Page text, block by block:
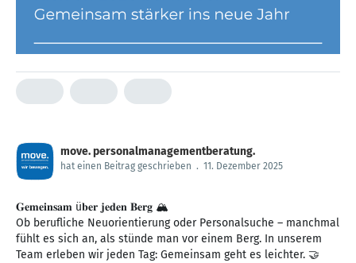
move. personalmanagementberatung.
hat einen Beitrag geschrieben . 11. Dezember 2025
𝐆𝐞𝐦𝐞𝐢𝐧𝐬𝐚𝐦 ü𝐛𝐞𝐫 𝐣𝐞𝐝𝐞𝐧 𝐁𝐞𝐫𝐠 🏔️
Ob berufliche Neuorientierung oder Personalsuche – manchmal
fühlt es sich an, als stünde man vor einem Berg. In unserem
Team erleben wir jeden Tag: Gemeinsam geht es leichter. 🤝